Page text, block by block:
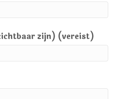
zijn) (vereist)